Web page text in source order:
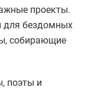
проекты.
для бездомных
собирающие
поэты и